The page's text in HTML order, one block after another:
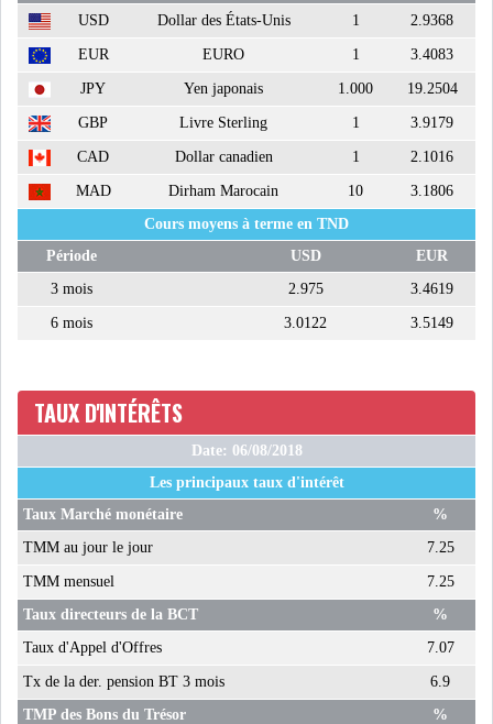
LIBYE
MAURITANIE : MATTEL LANCE
SA SOLUTION DE...
ATTIJARIWAFA BANK : LA
TRANSITION VERTE AU
MAGHREB : ENTRE OPPO...
INTERNATIONAL
MENA AFRIQUE DU NORD
USD
Dollar des États-Unis 1 2.9368
EUR EURO 1 3.4083
JPY Yen japonais 1.000 19.2504
GBP Livre Sterling 1 3.9179
CAD Dollar canadien 1 2.1016
MAD Dirham Marocain 10
3.1806
Cours moyens à terme en TND
Période
USD
EUR
3 mois
2.975 3.4619
6 mois 3.0122 3.5149
TAUX D'INTÉRÊTS
Date: 06/08/2018
Les principaux taux d'intérêt
Taux Marché monétaire
%
TMM au jour le jour
7.25
TMM mensuel
7.25
Taux directeurs de la BCT
%
Taux d'Appel d'Offres
7.07
Tx de la der. pension BT 3 mois
6.9
TMP des Bons du Trésor
%